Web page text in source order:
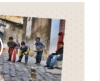
من
ألعاب
جسدية
"بابجي"
هكذا
تبدّلت